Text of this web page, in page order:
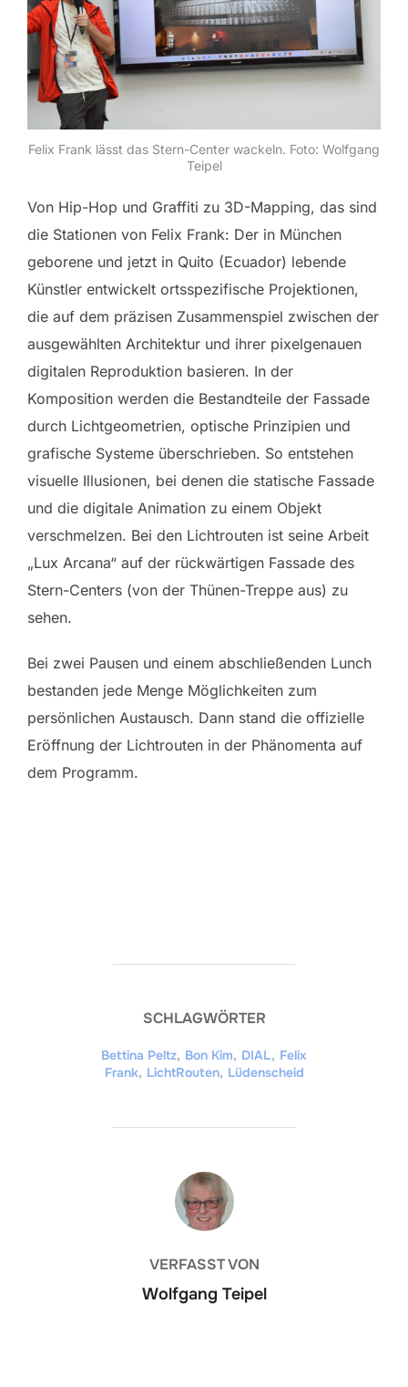
Felix Frank lässt das Stern-Center wackeln. Foto: Wolfgang
Teipel
Von Hip-Hop und Graffiti zu 3D-Mapping, das sind
die Stationen von Felix Frank: Der in München
geborene und jetzt in Quito (Ecuador) lebende
Künstler entwickelt ortsspezifische Projektionen,
die auf dem präzisen Zusammenspiel zwischen der
ausgewählten Architektur und ihrer pixelgenauen
digitalen Reproduktion basieren. In der
Komposition werden die Bestandteile der Fassade
durch Lichtgeometrien, optische Prinzipien und
grafische Systeme überschrieben. So entstehen
visuelle Illusionen, bei denen die statische Fassade
und die digitale Animation zu einem Objekt
verschmelzen. Bei den Lichtrouten ist seine Arbeit
„Lux Arcana“ auf der rückwärtigen Fassade des
Stern-Centers (von der Thünen-Treppe aus) zu
sehen.
Bei zwei Pausen und einem abschließenden Lunch
bestanden jede Menge Möglichkeiten zum
persönlichen Austausch. Dann stand die offizielle
Eröffnung der Lichtrouten in der Phänomenta auf
dem Programm.
SCHLAGWÖRTER
Bettina Peltz, Bon Kim, DIAL, Felix
Frank, LichtRouten, Lüdenscheid
BEITRAGSAUTOR
VERFASST VON
Wolfgang Teipel